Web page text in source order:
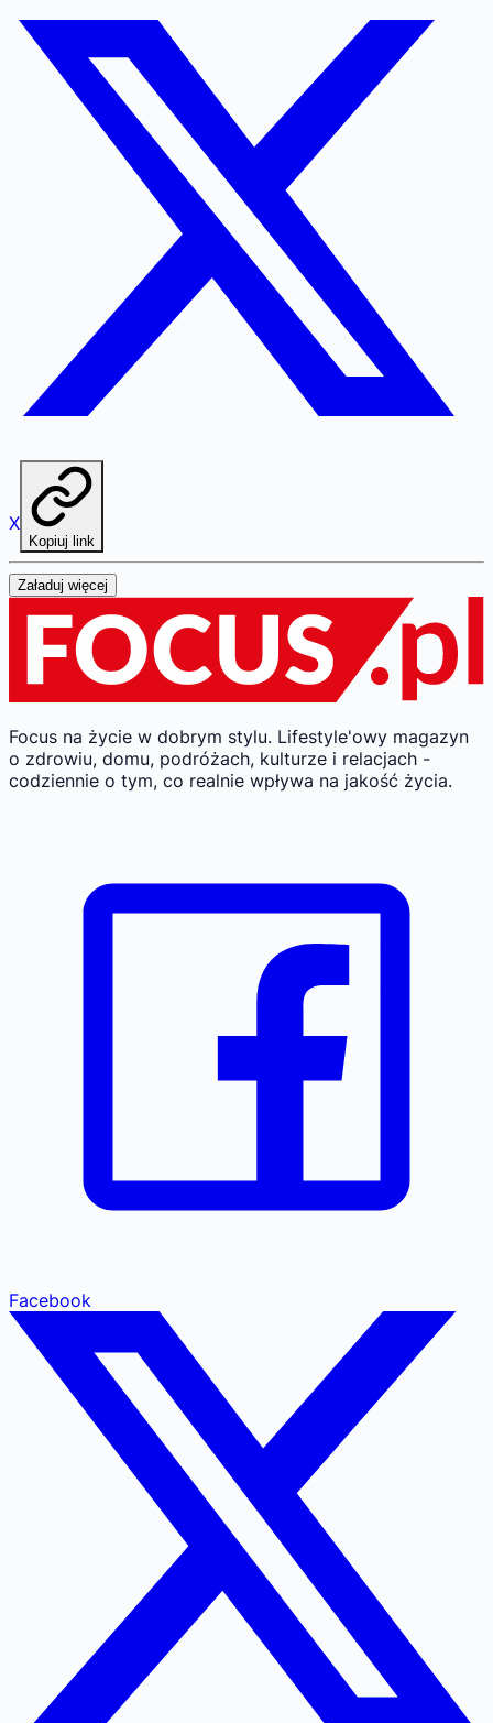
X
Kopiuj link
Załaduj więcej
Focus na życie w dobrym stylu. Lifestyle'owy magazyn
o zdrowiu, domu, podróżach, kulturze i relacjach -
codziennie o tym, co realnie wpływa na jakość życia.
Facebook